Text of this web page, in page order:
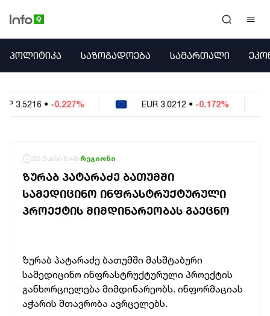
ᲞᲝᲚᲘᲢᲘᲙᲐ
ᲔᲙᲝᲜᲝᲛᲘᲙᲐ
ᲣᲪᲮᲝᲔᲗᲘ
ᲐᲛᲘᲜᲓᲘ
ᲡᲐᲛᲮᲔᲓᲠᲝ
ᲠᲔᲒᲘᲝᲜᲘ
ᲞᲐᲠᲚᲐᲛᲔᲜᲢᲘ
ᲞᲝᲚᲘᲢᲘᲙᲐ ᲡᲐᲖᲝᲒᲐᲓᲝᲔᲑᲐ ᲡᲐᲛᲐᲠᲗᲐᲚᲘ
EUR • -0.172% USD
30 მაისი 6:48 რეგიონი
ᲖᲣᲠᲐᲑ ᲞᲐᲢᲐᲠᲐᲫᲔ ᲑᲐᲗᲣᲛᲨᲘ
ᲡᲐᲛᲔᲓᲘᲪᲘᲜᲝ ᲘᲜᲤᲠᲐᲡᲢᲠᲣᲥᲢᲣᲠᲣᲚᲘ
ᲞᲠᲝᲔᲥᲢᲘᲡ ᲛᲘᲛᲓᲘᲜᲐᲠᲔᲝᲑᲐᲡ ᲒᲐᲔᲪᲜᲝ
ზურაბ პატარაძე ბათუმში მასშტაბური
სამედიცინო ინფრასტრუქტურული პროექტის
განხორციელება მიმდინარეობს. ინფორმაციას
აჭარის მთავრობა ავრცელებს.